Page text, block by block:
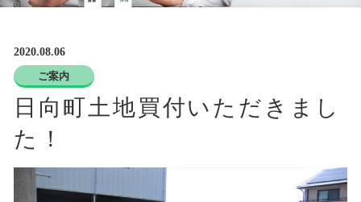
2020.08.06
ご案内
日向町土地買付いただきまし
た！